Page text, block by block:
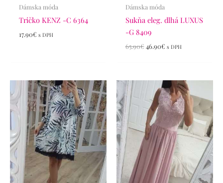
Dámska móda
Tričko KENZ -C 6364
17.90€ s DPH
Dámska móda
Sukňa eleg. dlhá LUXUS
-G 8409
65.90€ 46.90€ s DPH